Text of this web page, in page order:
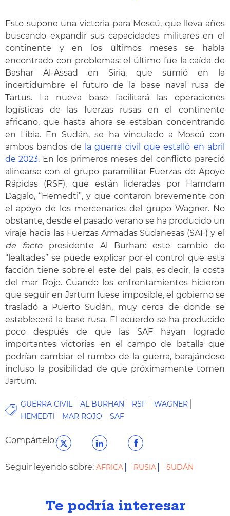
Esto supone una victoria para Moscú, que lleva años
buscando expandir sus capacidades militares en el
continente y en los últimos meses se había
encontrado con problemas: el último fue la caída de
Bashar Al-Assad en Siria, que sumió en la
incertidumbre el futuro de la base naval rusa de
Tartus. La nueva base facilitará las operaciones
logísticas de las fuerzas rusas en el continente
africano, que hasta ahora se estaban concentrando
en Libia. En Sudán, se ha vinculado a Moscú con
ambos bandos de
la guerra civil que estalló en abril
de 2023. En los primeros meses del conflicto pareció
alinearse con el grupo paramilitar Fuerzas de Apoyo
Rápidas (RSF), que están lideradas por Hamdam
Dagalo, “Hemedti”, y que contaron brevemente con
el apoyo de los mercenarios del grupo Wagner. No
obstante, desde el pasado verano se ha producido un
viraje hacia las Fuerzas Armadas Sudanesas (SAF) y el
de factopresidente Al Burhan: este cambio de
“lealtades” se puede explicar por el control que esta
facción tiene sobre el este del país, es decir, la costa
del mar Rojo. Cuando los enfrentamientos hicieron
que seguir en Jartum fuese imposible, el gobierno se
trasladó a Puerto Sudán, muy cerca de donde se
establecerá la base rusa. El acuerdo se ha producido
poco después de que las SAF hayan logrado
importantes victorias en el campo de batalla que
podrían cambiar el rumbo de la guerra, barajándose
incluso la posibilidad de que próximamente tomen
Jartum.
GUERRA CIVIL AL BURHAN RSF
WAGNER
HEMEDTI
MAR ROJO SAF
Compártelo:
Seguir leyendo sobre: AFRICA RUSIA SUDÁN
Te podría interesar